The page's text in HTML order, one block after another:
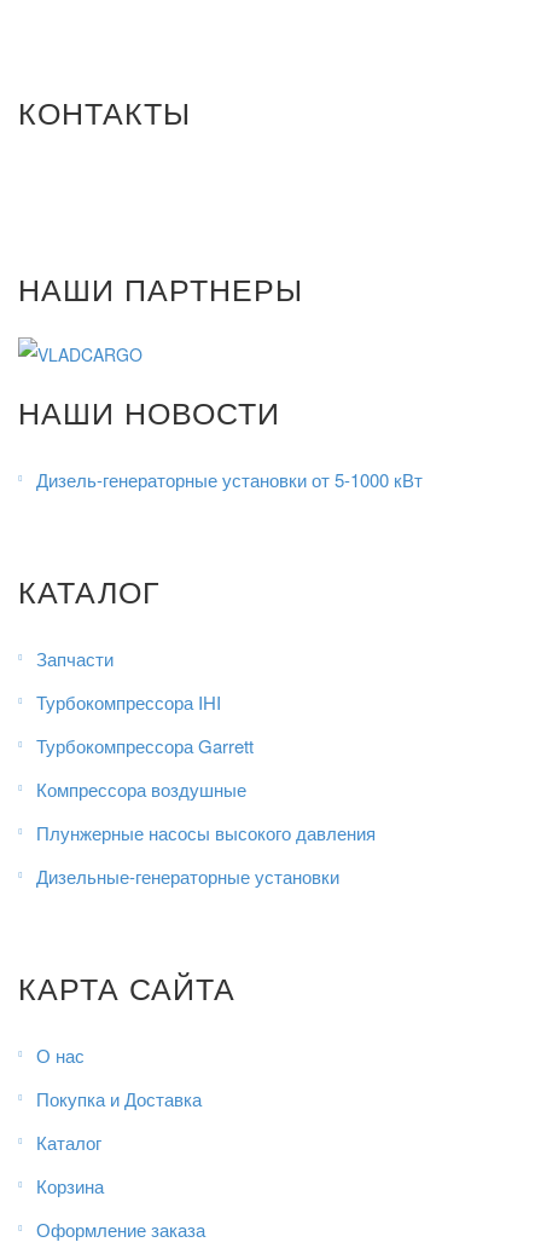
КОНТАКТЫ
НАШИ ПАРТНЕРЫ
НАШИ НОВОСТИ
Дизель-генераторные установки от 5-1000 кВт
КАТАЛОГ
Запчасти
Турбокомпрессора IHI
Турбокомпрессора Garrett
Компрессора воздушные
Плунжерные насосы высокого давления
Дизельные-генераторные установки
КАРТА САЙТА
О нас
Покупка и Доставка
Каталог
Корзина
Оформление заказа